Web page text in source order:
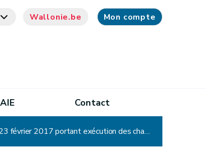
Wallonie.be Mon compte
Contact
Arrêté ministériel portant exécution partielle, en matière d'innovation, de l'arrêté du Gouvernement wallon du 23 février 2017 portant exécution des chapitres 1er, 3 et 4 du décret du 21 décembre 2016 portant octroi d'aides, au moyen d'un portefeuille intégré d'aides en Région wallonne, aux porteurs de projets et aux petites et moyennes entreprises pour rémunérer des services promouvant l'entrepreneuriat ou la croissance, et constituant une banque de données de sources authentiques liées à ce portefeuille intégré